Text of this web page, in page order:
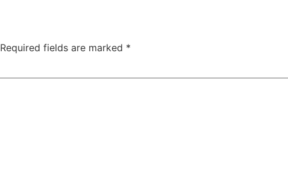
Required fields are marked *